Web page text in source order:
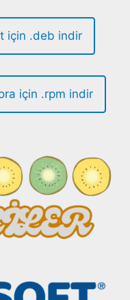
için .deb indir
için .rpm indir